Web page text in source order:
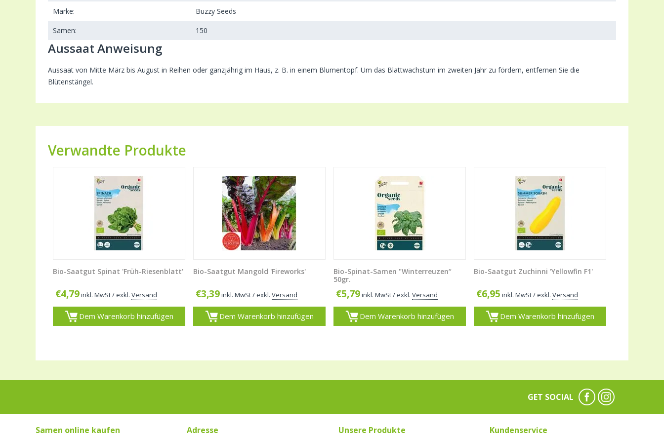
Marke: Buzzy Seeds
Samen: 150
Aussaat Anweisung
Aussaat von Mitte März bis August in Reihen oder ganzjährig im Haus, z. B. in einem Blumentopf. Um das Blattwachstum im zweiten Jahr zu fördern, entfernen Sie die
Blütenstängel.
Verwandte Produkte
Bio-Saatgut Spinat 'Früh-Riesenblatt'
€4,79inkl. MwSt/ exkl. Versand
Dem Warenkorb hinzufügen
Bio-Saatgut Mangold 'Fireworks'
€3,39inkl. MwSt/ exkl. Versand
Dem Warenkorb hinzufügen
Bio-Spinat-Samen "Winterreuzen“
50gr.
€5,79inkl. MwSt/ exkl. Versand
Dem Warenkorb hinzufügen
Bio-Saatgut Zuchinni 'Yellowfin F1'
€6,95 inkl. MwSt/ exkl. Versand
Dem Warenkorb hinzufügen
GET SOCIAL
Samen online kaufen Adresse Unsere Produkte Kundenservice